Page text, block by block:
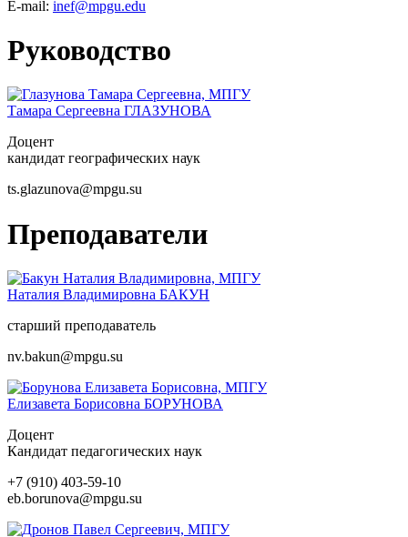
E-mail: inef@mpgu.edu
Руководство
Тамара Сергеевна ГЛАЗУНОВА
Доцент
кандидат географических наук
ts.glazunova@mpgu.su
Преподаватели
Наталия Владимировна БАКУН
старший преподаватель
nv.bakun@mpgu.su
Елизавета Борисовна БОРУНОВА
Доцент
Кандидат педагогических наук
+7 (910) 403-59-10
eb.borunova@mpgu.su